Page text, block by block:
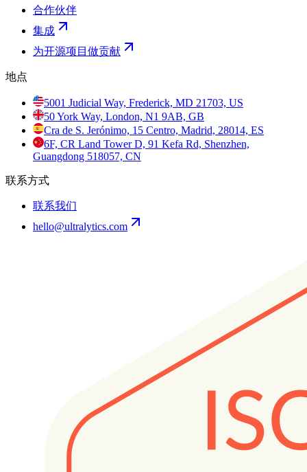
合作伙伴
集成
为开源项目做贡献
地点
5001 Judicial Way, Frederick, MD 21703, US
50 York Way, London, N1 9AB, GB
Cra de S. Jerónimo, 15 Centro, Madrid, 28014, ES
6F, CR Land Tower D, 91 Kefa Rd, Shenzhen,
Guangdong 518057, CN
联系方式
联系我们
hello@ultralytics.com